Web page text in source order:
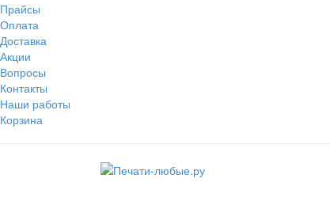
Прайсы
Оплата
Доставка
Акции
Вопросы
Контакты
Наши работы
Корзина